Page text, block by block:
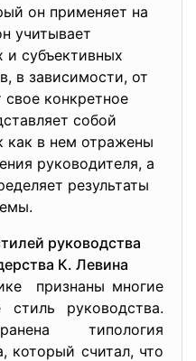
он применяет на
учитывает
и субъективных
в зависимости, от
свое конкретное
собой
как в нем отражены
руководителя, а
результаты
руководства
К. Левина
признаны многие
руководства.
типология
который считал, что